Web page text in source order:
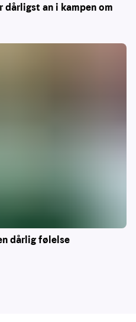
dårligst an i kampen om
dårlig følelse